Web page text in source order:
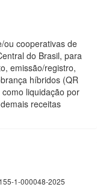
ou cooperativas de
do Brasil, para
emissão/registro,
híbridos (QR
liquidação por
receitas
1-000048-2025